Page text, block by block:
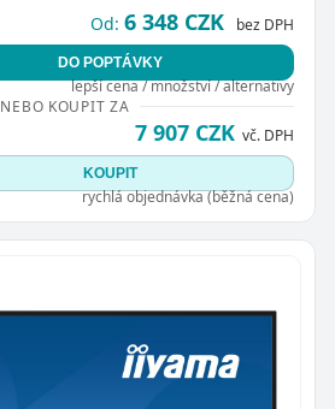
Od: 6 348 CZK bez DPH
DO POPTÁVKY
lepší cena / množství / alternativy
NEBO KOUPIT ZA
7 907 CZK vč. DPH
KOUPIT
rychlá objednávka (běžná cena)